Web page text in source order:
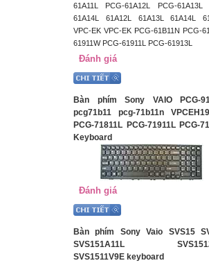
61A11L PCG-61A12L PCG-61A13L
61A14L 61A12L 61A13L 61A14L
VPC-EK VPC-EK PCG-61B11N PCG-
61911W PCG-61911L PCG-61913L
Đánh giá
Bàn phím Sony VAIO PCG-
pcg71b11 pcg-71b11n
PCG-71811L PCG-71911L PCG-
Keyboard
Đánh giá
Bàn phím Sony Vaio SVS15
SVS151A11L
SVS1511V9E keyboard